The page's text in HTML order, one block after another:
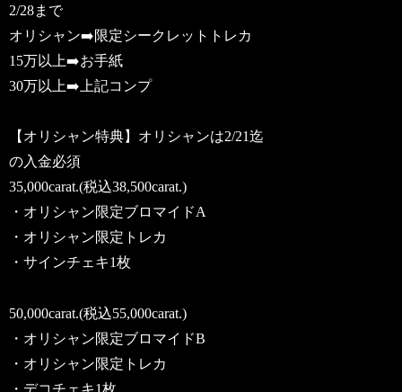
2/28まで
オリシャン➡️限定シークレットトレカ
15万以上➡️お手紙
30万以上➡️上記コンプ
【オリシャン特典】オリシャンは2/21迄
の入金必須
35,000carat.(税込38,500carat.)
・オリシャン限定ブロマイドA
・オリシャン限定トレカ
・サインチェキ1枚
50,000carat.(税込55,000carat.)
・オリシャン限定ブロマイドB
・オリシャン限定トレカ